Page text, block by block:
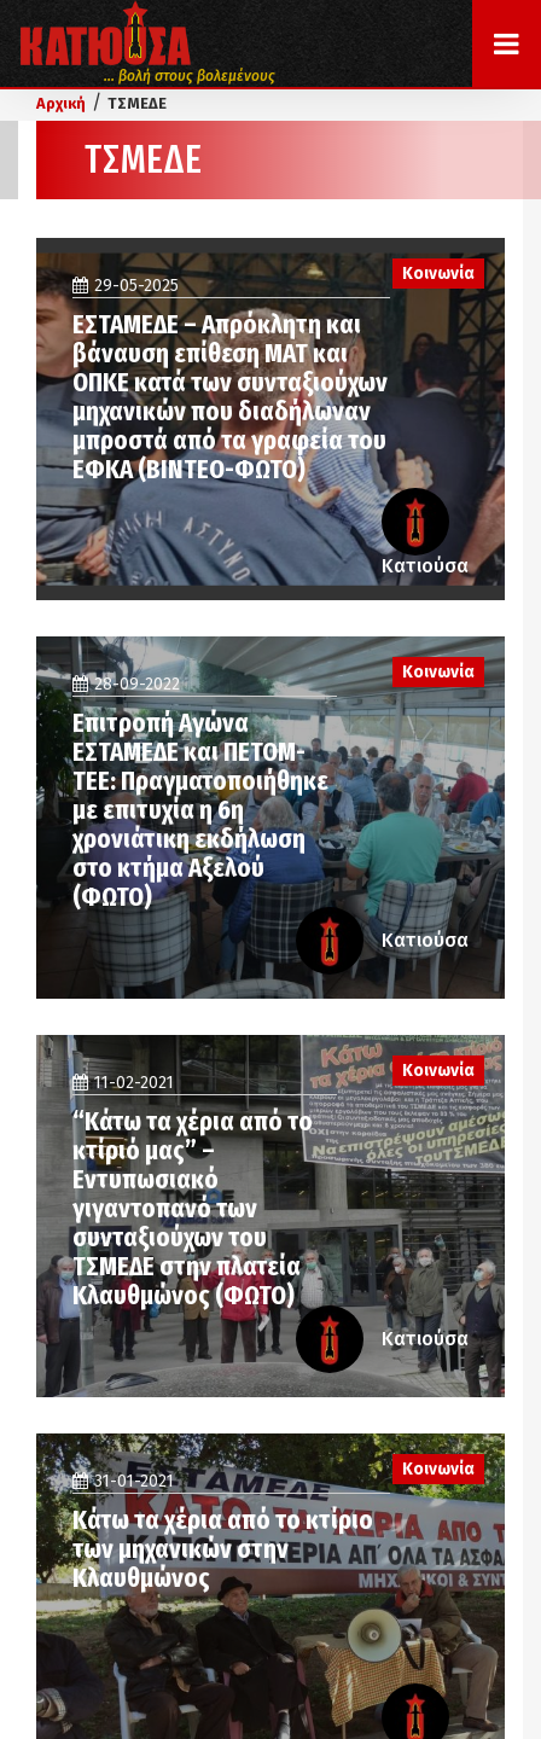
... βολή στους βολεμένους
Αρχική / ΤΣΜΕΔΕ
ΤΣΜΕΔΕ
Κοινωνία
29-05-2025
ΕΣΤΑΜΕΔΕ – Απρόκλητη και
βάναυση επίθεση ΜΑΤ και
ΟΠΚΕ κατά των συνταξιούχων
μηχανικών που διαδήλωναν
μπροστά από τα γραφεία του
ΕΦΚΑ (ΒΙΝΤΕΟ-ΦΩΤΟ)
Κατιούσα
28-09-2022
Επιτροπή Αγώνα
ΕΣΤΑΜΕΔΕ και ΠΕΤΟΜ-
ΤΕΕ: Πραγματοποιήθηκε
με επιτυχία η 6η
χρονιάτικη εκδήλωση
στο κτήμα Αξελού
(ΦΩΤΟ)
Κοινωνία
Κατιούσα
11-02-2021
“Κάτω τα χέρια από το
κτίριό μας” –
Εντυπωσιακό
γιγαντοπανό των
συνταξιούχων του
ΤΣΜΕΔΕ στην πλατεία
Κλαυθμώνος (ΦΩΤΟ)
Κοινωνία
Κατιούσα
Κοινωνία
31-01-2021
Κάτω τα χέρια από το κτίριο
των μηχανικών στην
Κλαυθμώνος